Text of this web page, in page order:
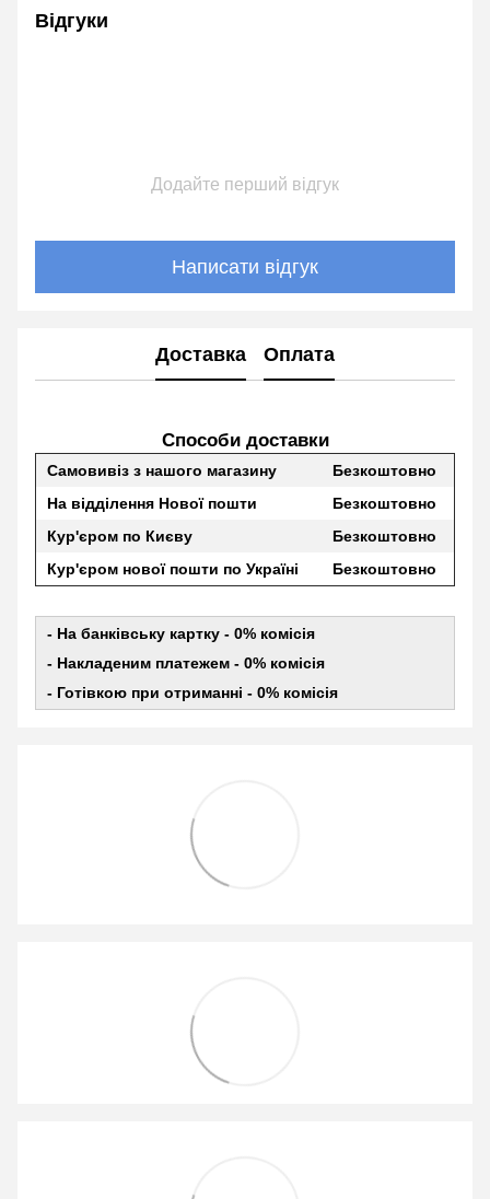
Відгуки
Додайте перший відгук
Написати відгук
Доставка Оплата
Способи доставки
Самовивіз з нашого магазину
Безкоштовно
На відділення Нової пошти
Безкоштовно
Кур'єром по Києву
Безкоштовно
Кур'єром нової пошти по Україні
Безкоштовно
- На банківську картку - 0% комісія
- Накладеним платежем - 0% комісія
- Готівкою при отриманні - 0% комісія